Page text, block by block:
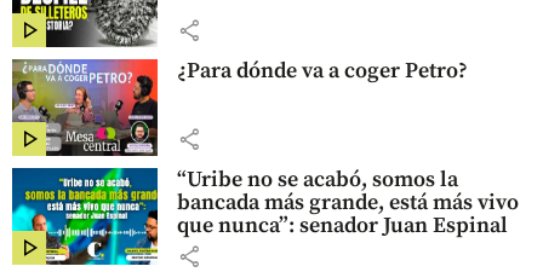
share
¿Para dónde va a coger Petro?
share
“Uribe no se acabó, somos la
bancada más grande, está más vivo
que nunca”: senador Juan Espinal
share